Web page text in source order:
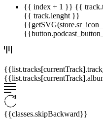
{{ index + 1 }} {{
{{ track.lenght }}
{{classes.skipBackward}}